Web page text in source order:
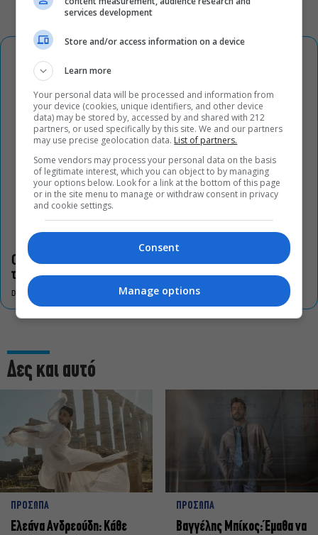
Οι «Τρωάδες» στην Επίδαυρο αλλάζουν την αντίληψη για
τον πολιτισμό
DON'T MISS
Δες και αυτό
ΠΡΟΣΩΠΑ
Ελεάνα Ανδρεούδη: Κάθε
ΠΡΟΣΩΠΑ
Βαγγέλης Μπίκος: Έμαθα να
services development
Store and/or access information on a device
Learn more
Your personal data will be processed and information from
your device (cookies, unique identifiers, and other device
data) may be stored by, accessed by and shared with 212
partners, or used specifically by this site. We and our partners
may use precise geolocation data. List of partners.
Some vendors may process your personal data on the basis
of legitimate interest, which you can object to by managing
your options below. Look for a link at the bottom of this page
or in the site menu to manage or withdraw consent in privacy
and cookie settings.
Consent
Manage options